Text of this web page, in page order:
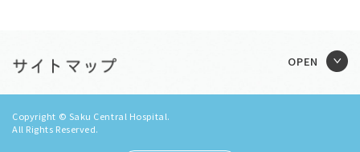
Copyright © Saku Central Hospital.
All Rights Reserved.